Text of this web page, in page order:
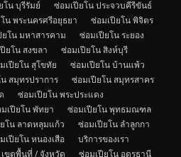
โน บุรีรัมย์
ซ่อมเปียโน ประจวบคีรีขันธ์
น พระนครศรีอยุธยา
ซ่อมเปียโน พิจิตร
ยโน มหาสารคาม
ซ่อมเปียโน ระยอง
ยโน สงขลา
ซ่อมเปียโน สิงห์บุรี
เปียโน สุโขทัย
ซ่อมเปียโน บ้านแพ้ว
สมุทรปราการ
ซ่อมเปียโน สมุทรสาคร
ซ่อมเปียโน พระประแดง
เปียโน พัทยา
ซ่อมเปียโน พุทธมณฑล
โน ลาดหลุมแก้ว
ซ่อมเปียโน ลำลูกกา
เปียโน หนองเสือ
บริการของเรา
ขตพื้นที่ / จังหวัด
ซ่อมเปียโน อุดรธานี